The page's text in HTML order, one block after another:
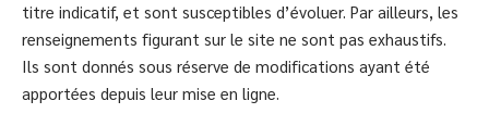
titre indicatif, et sont susceptibles d’évoluer. Par ailleurs, les
renseignements figurant sur le site ne sont pas exhaustifs.
Ils sont donnés sous réserve de modifications ayant été
apportées depuis leur mise en ligne.